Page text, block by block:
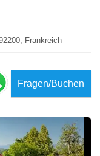
Frankreich
Fragen/Buchen